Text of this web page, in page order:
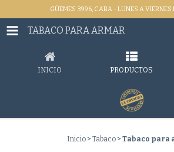
GÜEMES 3996, CABA - LUNES A VIERNES
TABACO PARA ARMAR
INICIO PRODUCTOS
Inicio > Tabaco > Tabaco para